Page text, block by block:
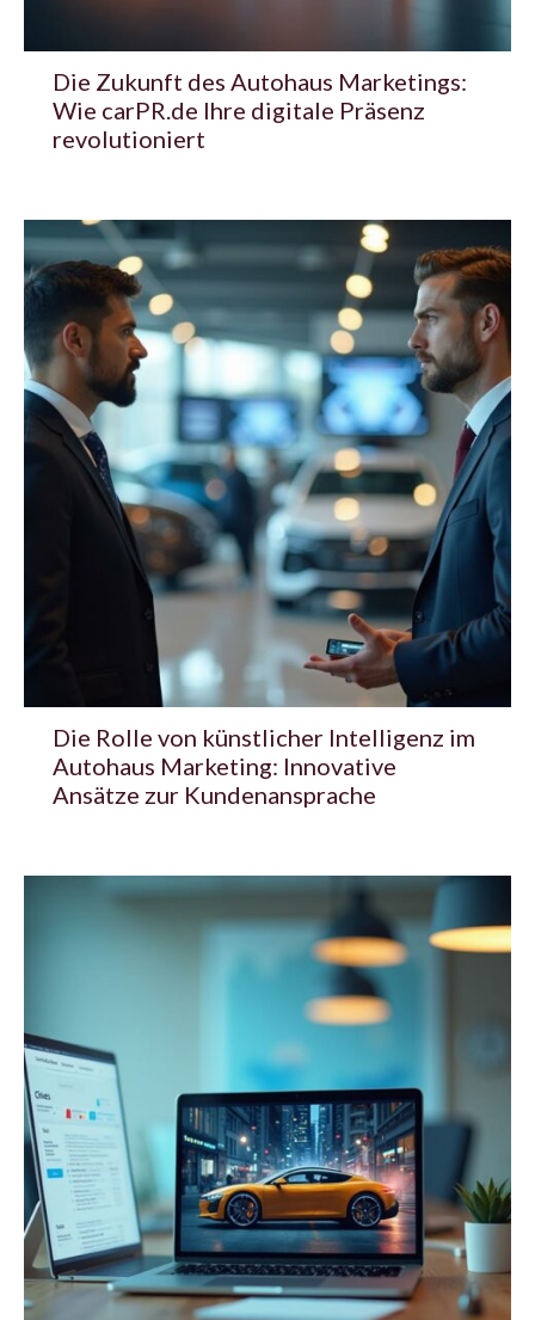
Die Zukunft des Autohaus Marketings:
Wie carPR.de Ihre digitale Präsenz
revolutioniert
Die Rolle von künstlicher Intelligenz im
Autohaus Marketing: Innovative
Ansätze zur Kundenansprache